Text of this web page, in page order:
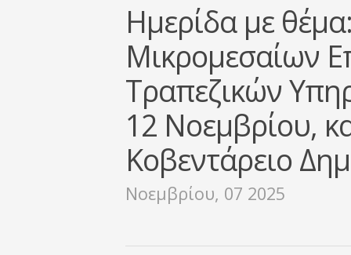
Ημερίδα με
Μικρομεσαίων
Τραπεζικών
12 Νοεμβρίου,
Κοβεντάρειο
Νοεμβρίου, 07 2025